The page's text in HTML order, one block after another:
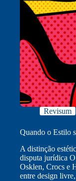
Revisum
Quando o Estilo
A distinção
disputa jurídica
Osklen, Crocs e
entre design